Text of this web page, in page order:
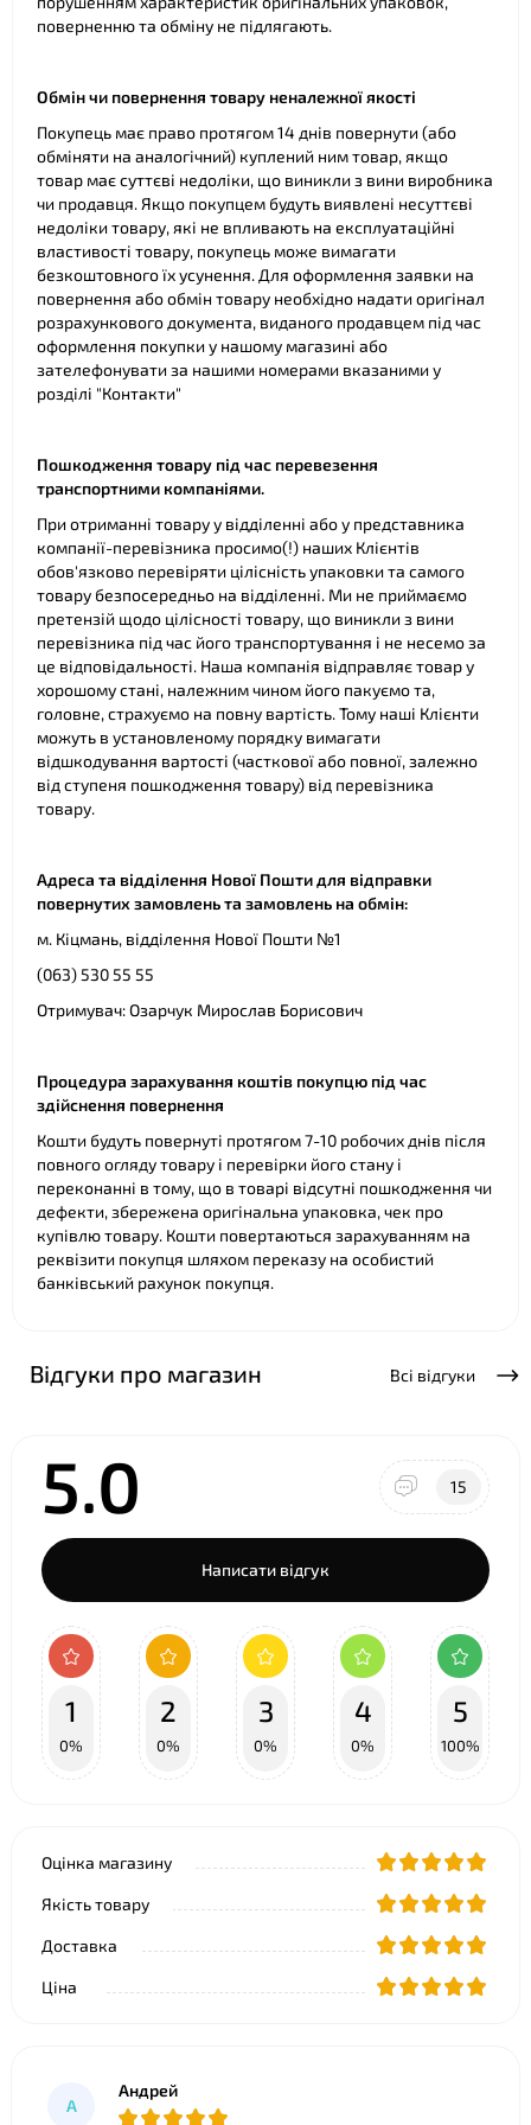
поверненню та обміну не підлягають.
Обмін чи повернення товару неналежної якості
Покупець має право протягом 14 днів повернути (або
обміняти на аналогічний) куплений ним товар, якщо
товар має суттєві недоліки, що виникли з вини виробника
чи продавця. Якщо покупцем будуть виявлені несуттєві
недоліки товару, які не впливають на експлуатаційні
властивості товару, покупець може вимагати
безкоштовного їх усунення. Для оформлення заявки на
повернення або обмін товару необхідно надати оригінал
розрахункового документа, виданого продавцем під час
оформлення покупки у нашому магазині або
зателефонувати за нашими номерами вказаними у
розділі "Контакти"
Пошкодження товару під час перевезення
транспортними компаніями.
При отриманні товару у відділенні або у представника
компанії-перевізника просимо(!) наших Клієнтів
обов'язково перевіряти цілісність упаковки та самого
товару безпосередньо на відділенні. Ми не приймаємо
претензій щодо цілісності товару, що виникли з вини
перевізника під час його транспортування і не несемо за
це відповідальності. Наша компанія відправляє товар у
хорошому стані, належним чином його пакуємо та,
головне, страхуємо на повну вартість. Тому наші Клієнти
можуть в установленому порядку вимагати
відшкодування вартості (часткової або повної, залежно
від ступеня пошкодження товару) від перевізника
товару.
Адреса та відділення Нової Пошти для відправки
повернутих замовлень та замовлень на обмін:
м. Кіцмань, відділення Нової Пошти №1
(063) 530 55 55
Отримувач: Озарчук Мирослав Борисович
Процедура зарахування коштів покупцю під час
здійснення повернення
Кошти будуть повернуті протягом 7-10 робочих днів після
повного огляду товару і перевірки його стану і
переконанні в тому, що в товарі відсутні пошкодження чи
дефекти, збережена оригінальна упаковка, чек про
купівлю товару. Кошти повертаються зарахуванням на
реквізити покупця шляхом переказу на особистий
банківський рахунок покупця.
Відгуки про магазин Всі відгуки
5.0 15
Написати відгук
1
0%
2
0%
3
0%
4
0%
5
100%
Оцінка магазину
Якість товару
Доставка
Ціна
А
Андрей